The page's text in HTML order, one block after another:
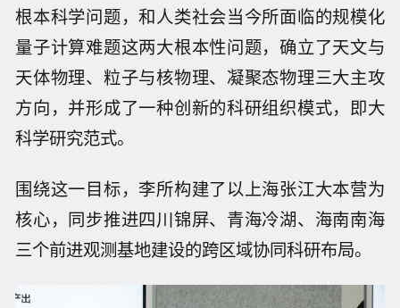
根本科学问题，和人类社会当今所面临的规模化
量子计算难题这两大根本性问题，确立了天文与
天体物理、粒子与核物理、凝聚态物理三大主攻
方向，并形成了一种创新的科研组织模式，即大
科学研究范式。
围绕这一目标，李所构建了以上海张江大本营为
核心，同步推进四川锦屏、青海冷湖、海南南海
三个前进观测基地建设的跨区域协同科研布局。